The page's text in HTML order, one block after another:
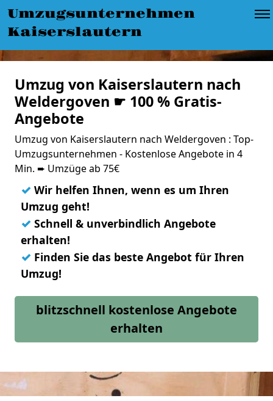
Umzugsunternehmen
Kaiserslautern
Umzug von Kaiserslautern nach
Weldergoven ☛ 100 % Gratis-
Angebote
Umzug von Kaiserslautern nach Weldergoven : Top-
Umzugsunternehmen - Kostenlose Angebote in 4
Min. ➨ Umzüge ab 75€
✓ Wir helfen Ihnen, wenn es um Ihren
Umzug geht!
✓ Schnell & unverbindlich Angebote
erhalten!
✓ Finden Sie das beste Angebot für Ihren
Umzug!
blitzschnell kostenlose Angebote
erhalten